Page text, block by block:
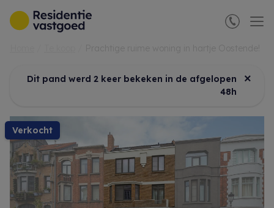
Menu overslaan en naar de inhoud gaan
Dit pand werd 2 keer bekeken in de afgelopen
48h
×
verkocht